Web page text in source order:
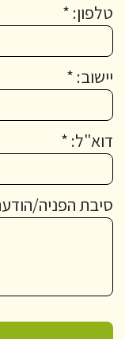
טלפון: *
יישוב: *
דוא"ל: *
סיבת הפניה/